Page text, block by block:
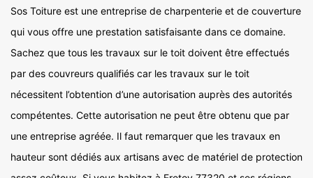
Sos Toiture est une entreprise de charpenterie et de couverture
qui vous offre une prestation satisfaisante dans ce domaine.
Sachez que tous les travaux sur le toit doivent être effectués
par des couvreurs qualifiés car les travaux sur le toit
nécessitent l’obtention d’une autorisation auprès des autorités
compétentes. Cette autorisation ne peut être obtenu que par
une entreprise agréée. Il faut remarquer que les travaux en
hauteur sont dédiés aux artisans avec de matériel de protection